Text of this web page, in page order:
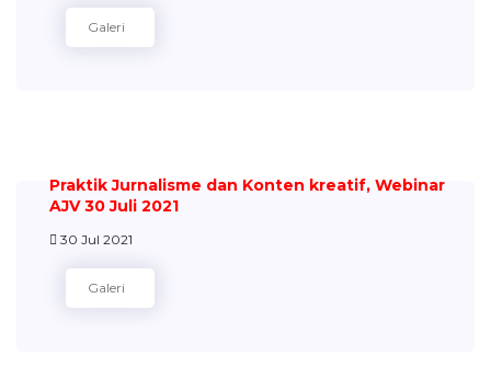
Galeri
Praktik Jurnalisme dan Konten kreatif, Webinar
AJV 30 Juli 2021
30 Jul 2021
Galeri